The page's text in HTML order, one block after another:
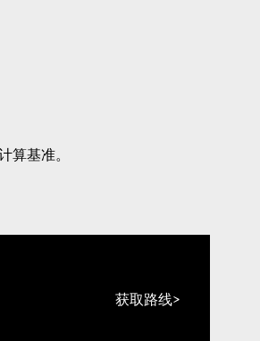
算基准。
获取路线